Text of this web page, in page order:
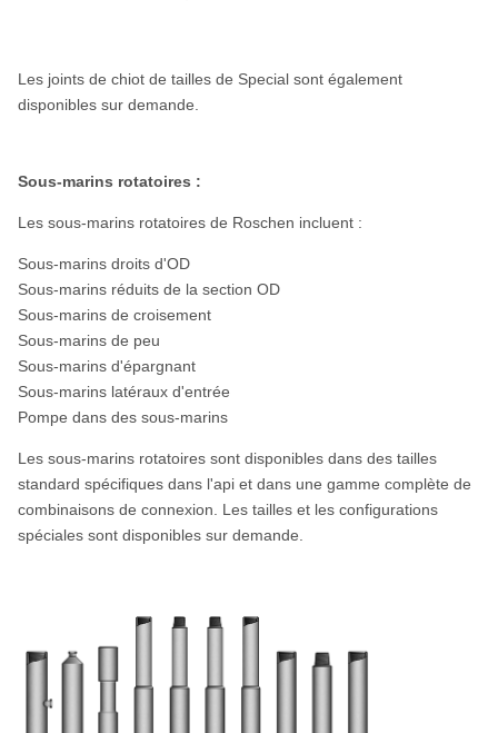
Les joints de chiot de tailles de Special sont également
disponibles sur demande.
Sous-marins rotatoires :
Les sous-marins rotatoires de Roschen incluent :
Sous-marins droits d'OD
Sous-marins réduits de la section OD
Sous-marins de croisement
Sous-marins de peu
Sous-marins d'épargnant
Sous-marins latéraux d'entrée
Pompe dans des sous-marins
Les sous-marins rotatoires sont disponibles dans des tailles
standard spécifiques dans l'api et dans une gamme complète de
combinaisons de connexion. Les tailles et les configurations
spéciales sont disponibles sur demande.